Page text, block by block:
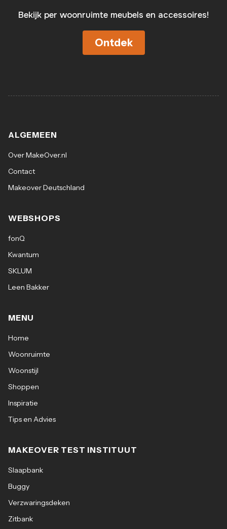
Bekijk per woonruimte meubels en accessoires!
Ontdek
ALGEMEEN
Over MakeOver.nl
Contact
Makeover Deutschland
WEBSHOPS
fonQ
Kwantum
SKLUM
Leen Bakker
MENU
Home
Woonruimte
Woonstijl
Shoppen
Inspiratie
Tips en Advies
MAKEOVER TEST INSTITUUT
Slaapbank
Buggy
Verzwaringsdeken
Zitbank